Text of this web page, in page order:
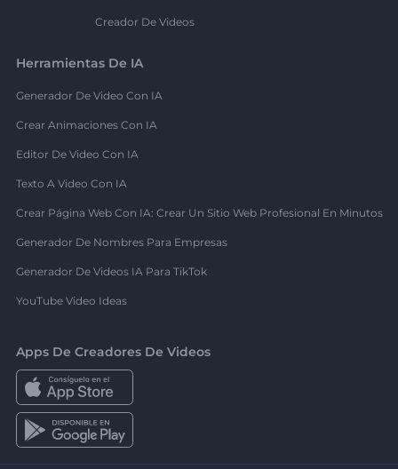
Creador De Videos
Herramientas De IA
Generador De Video Con IA
Crear Animaciones Con IA
Editor De Video Con IA
Texto A Video Con IA
Crear Página Web Con IA: Crear Un Sitio Web Profesional En Minutos
Generador De Nombres Para Empresas
Generador De Videos IA Para TikTok
YouTube Video Ideas
Apps De Creadores De Videos